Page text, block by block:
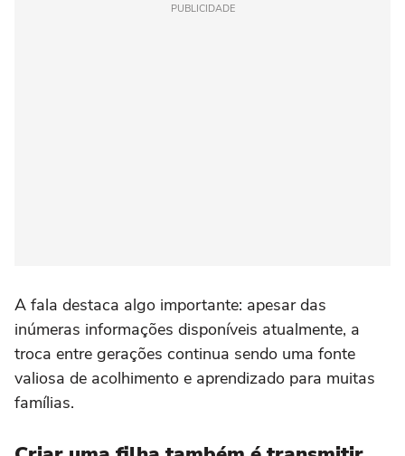
PUBLICIDADE
A fala destaca algo importante: apesar das
inúmeras informações disponíveis atualmente, a
troca entre gerações continua sendo uma fonte
valiosa de acolhimento e aprendizado para muitas
famílias.